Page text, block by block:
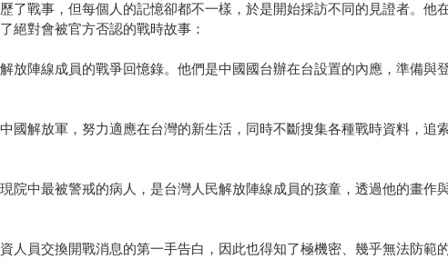
了戰事，但每個人的記憶卻都不一樣，於是開始採訪不同的見證者。他
絕對會被官方否認的戰時故事：
陣線成員的戰爭回憶錄。他們是中國國台辦在台設置的內應，準備與
解放軍，努力適應在台灣的新生活，同時不斷搜集各種戰時資料，追
中最被警戒的病人，是台灣人民解放陣線成員的孩童，透過他的畫作
人員交換開戰消息的第一手告白，因此也得知了極機密、幾乎無法防